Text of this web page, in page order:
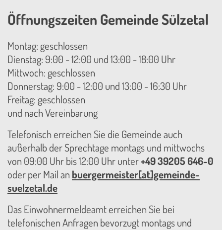
Öffnungszeiten Gemeinde Sülzetal
Montag: geschlossen
Dienstag: 9:00 - 12:00 und 13:00 - 18:00 Uhr
Mittwoch: geschlossen
Donnerstag: 9:00 - 12:00 und 13:00 - 16:30 Uhr
Freitag: geschlossen
und nach Vereinbarung
Telefonisch erreichen Sie die Gemeinde auch
außerhalb der Sprechtage montags und mittwochs
von 09:00 Uhr bis 12:00 Uhr unter+49 39205 646-0
oder per Mail an buergermeister[at]gemeinde-
suelzetal.de
Das Einwohnermeldeamt erreichen Sie bei
telefonischen Anfragen bevorzugt montags und